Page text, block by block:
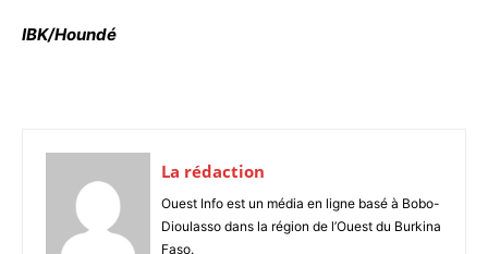
IBK/Houndé
La rédaction
Ouest Info est un média en ligne basé à Bobo-
Dioulasso dans la région de l’Ouest du Burkina
Faso.